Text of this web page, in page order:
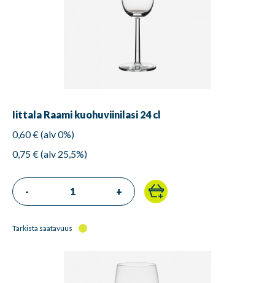
Iittala Raami kuohuviinilasi 24 cl
0,60 € (alv 0%)
0,75 € (alv 25,5%)
- +
Tarkista saatavuus